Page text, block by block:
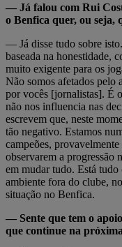
— Já falou com Rui
o Benfica quer, ou seja,
— Já disse tudo sobre
baseada na honestidade,
muito exigente para os
Não somos afetados pelo
por vocês [jornalistas]. É
não nos influencia nas
escrevem que, neste
tão negativo. Estamos
campeões,
observarem a progressão
em mudar tudo. Está
ambiente fora do clube,
situação no Benfica.
— Sente que tem o
que continue na